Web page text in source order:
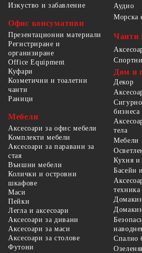
Изкуство и забавление
Офис консумативи
Презентационни материали
Регистриране и
организиране
Office Equipment
Аудио
Морска
Чанти
Куфари
Козметични и тоалетни
чанти
Раници
Мебели
Аксесоари за офис мебели
Комплекти мебели
Аксесоари за паравани за
стая
Външни мебели
Колички и островни
шкафове
Маси
Пейки
Легла и аксесоари
Аксесоари за дивани
Аксесоари за маси
Аксесоари за столове
Футони
Дом и
Декор
бизнеса
тела
Мебели
Кухня и
Басейн
техника
Спално